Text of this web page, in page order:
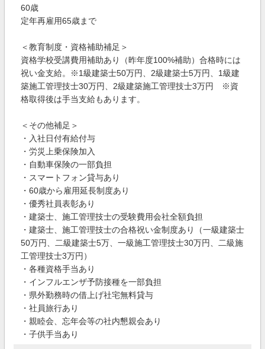
60歳
定年再雇用65歳まで
＜教育制度・資格補助補足＞
資格学校受講費用補助あり（昨年度100%補助）合格時には
祝い金支給。※1級建築士50万円、2級建築士5万円、1級建
築施工管理技士30万円、2級建築施工管理技士3万円 ※資
格取得後は手当支給もあります。
＜その他補足＞
・入社日付有給付与
・労災上乗保険加入
・自動車保険の一部負担
・スマートフォン貸与あり
・60歳から雇用延長制度あり
・優秀社員表彰あり
・建築士、施工管理技士の受験費用会社全額負担
・建築士、施工管理技士の合格祝い金制度あり（一級建築士
50万円、二級建築士5万、一級施工管理技士30万円、二級施
工管理技士3万円）
・各種資格手当あり
・インフルエンザ予防接種を一部負担
・県外勤務時の借上げ社宅無料貸与
・社員旅行あり
・親睦会、忘年会等の社内懇親会あり
・子供手当あり